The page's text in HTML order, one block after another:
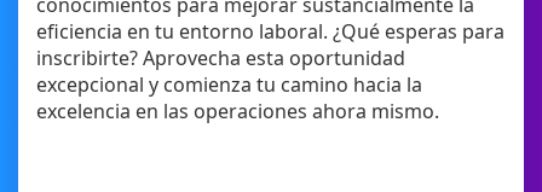
eficiencia en tu entorno laboral. ¿Qué esperas para
inscribirte? Aprovecha esta oportunidad
excepcional y comienza tu camino hacia la
excelencia en las operaciones ahora mismo.